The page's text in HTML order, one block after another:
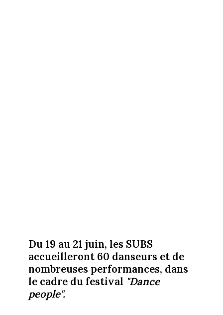
Du 19 au 21 juin, les SUBS
accueilleront 60 danseurs et de
nombreuses performances, dans
le cadre du festival "Dance
people".